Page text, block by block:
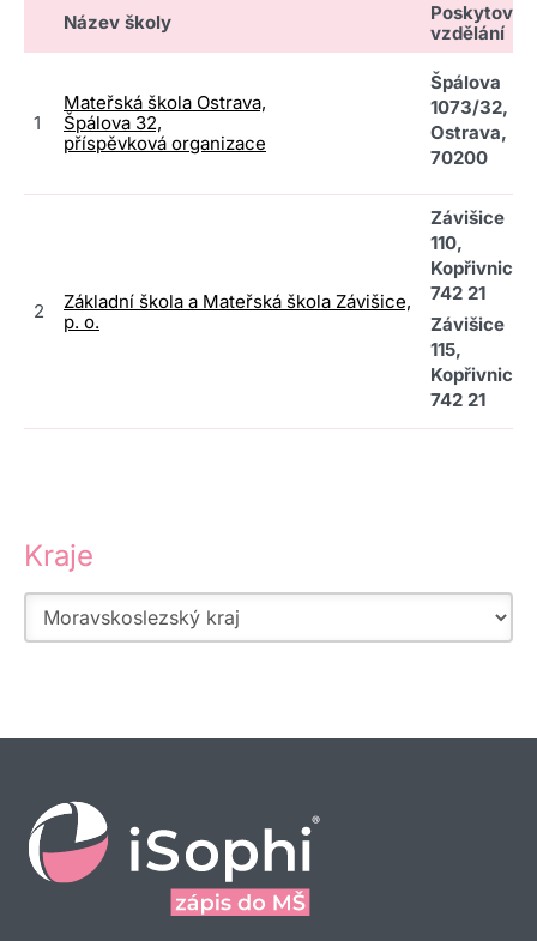
Kraje
Název školy
vzdělání
1
Mateřská škola Ostrava,
Špálova 32,
příspěvková organizace
Špálova
1073/32,
Ostrava,
70200
2
Základní škola a Mateřská škola Závišice,
p. o.
Závišice
110,
Kopřivnice
742 21
Závišice
115,
Kopřivnice
742 21